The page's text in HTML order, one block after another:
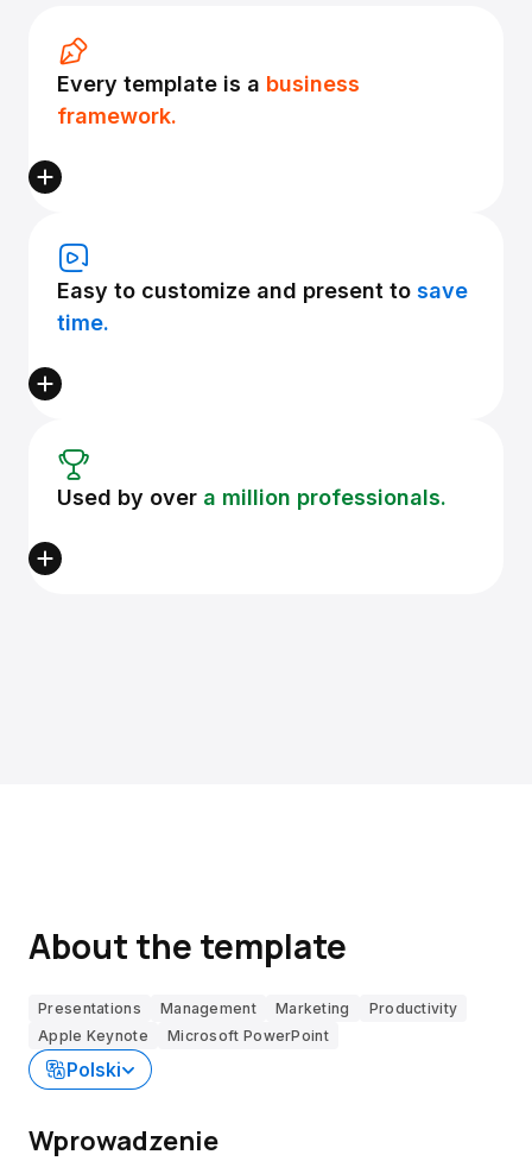
Every template is a business
framework.
Easy to customize and present to save
time.
Used by over a million professionals.
About the template
Presentations Management Marketing
Productivity
Apple Keynote
Microsoft PowerPoint
Polski
Wprowadzenie